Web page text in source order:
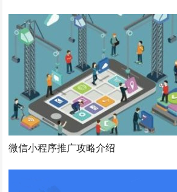
微信小程序推广攻略介绍